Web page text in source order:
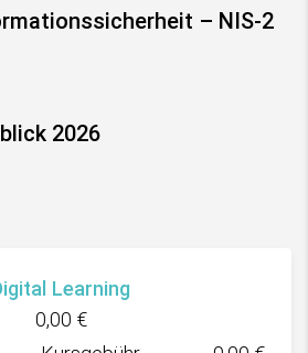
– NIS-2
2026
Learning
0,00 €